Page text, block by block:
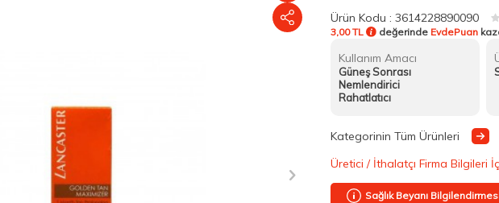
Ürün Kodu : 3614228890090
3,00 TL değerinde EvdePuan
Kullanım Amacı
Güneş Sonrası
Nemlendirici
Rahatlatıcı
Kategorinin Tüm Ürünleri
Üretici / İthalatçı Firma Bilgileri
Sağlık Beyanı